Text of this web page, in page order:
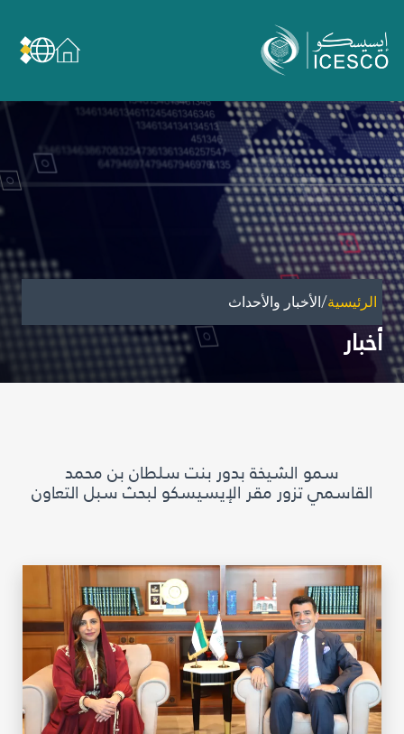
عن الإيسيسكو
الحوكمة
مجال عملنا
مجالات الخبرة
الأمانة العامة للجان الوطنية والمؤتمرات
الشراكات
تأثيرنا
أهداف التنمية المستدامة
متاحف ومعارض
آخر الأخبار
الأحداث
وسائل التواصل الاجتماعي للإيسيسكو
للتواصل
الاتصال بنا
الرئيسية/الأخبار والأحداث
أخبار
سمو الشيخة بدور بنت سلطان بن محمد
القاسمي تزور مقر الإيسيسكو لبحث سبل التعاون